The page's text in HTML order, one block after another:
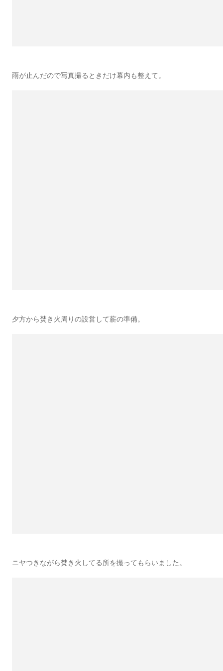
雨が止んだので写真撮るときだけ幕内も整えて。
夕方から焚き火周りの設営して薪の準備。
ニヤつきながら焚き火してる所を撮ってもらいました。